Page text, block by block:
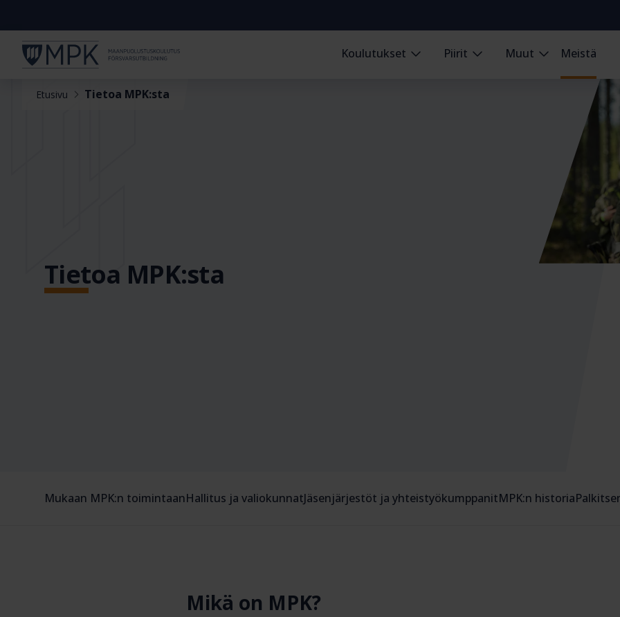
Koulutukset Piirit Muut Meistä
Etusivu Tietoa MPK:sta
Tietoa MPK:sta
Mukaan MPK:n toimintaanHallitus ja valiokunnatJäsenjärjestöt ja yhteistyökumppanitMPK:n historia
Mikä on MPK?